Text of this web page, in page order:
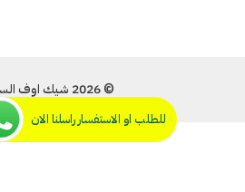
© 2026 شيك اوف السعودية
للطلب او الاستفسار راسلنا الان